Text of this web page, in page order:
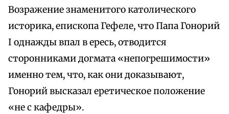
Возражение знаменитого католического
историка, епископа Гефеле, что Папа Гонорий
I однажды впал в ересь, отводится
сторонниками догмата «непогрешимости»
именно тем, что, как они доказывают,
Гонорий высказал еретическое положение
«не с кафедры».